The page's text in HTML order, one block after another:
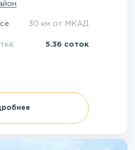
30 км от МКАД
5.36 соток